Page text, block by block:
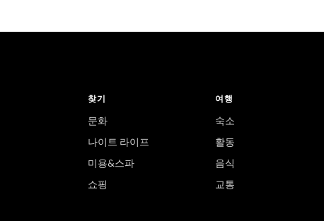
찾기
문화
나이트 라이프
미용&스파
쇼핑
여행
숙소
활동
음식
교통